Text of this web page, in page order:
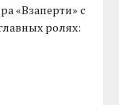
«Взаперти» с
ролях: